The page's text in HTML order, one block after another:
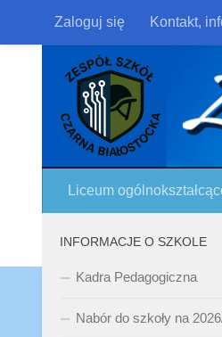
Skip to content
Zaloguj się Kontakt,
Liceum
INFORMACJE O SZKOLE
Kadra Pedagogiczna
Nabór do szkoły na